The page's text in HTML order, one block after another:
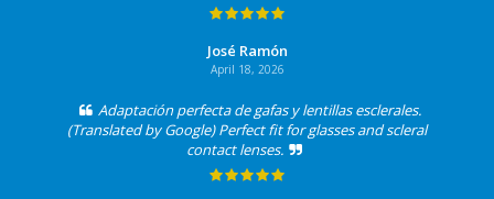
José Ramón
April 18, 2026
Adaptación perfecta de gafas y lentillas esclerales.
(Translated by Google) Perfect fit for glasses and scleral
contact lenses.